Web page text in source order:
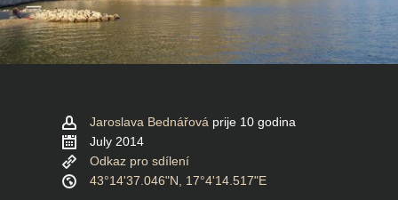
Jaroslava Bednářová prije 10 godina
July 2014
Odkaz pro sdílení
43°14'37.046"N, 17°4'14.517"E